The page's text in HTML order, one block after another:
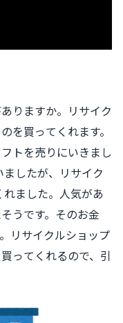
りますか。リサイク
を買ってくれます。
トを売りにいきまし
したが、リサイク
ました。人気があ
うです。そのお金
リサイクルショップ
ってくれるので、引